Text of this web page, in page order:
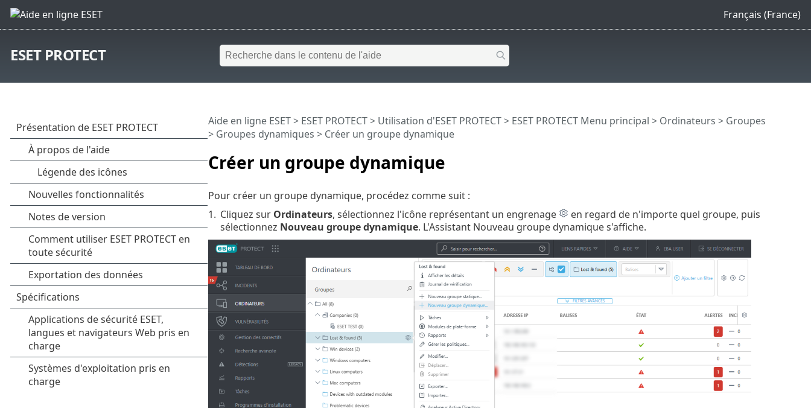
Français (France)
ESET PROTECT
Créer un groupe dynamique
Aide en ligne ESET> ESET PROTECT> Utilisation d'ESET PROTECT> ESET PROTECT Menu principal > Ordinateurs > Groupes
> Groupes dynamiques > Créer un groupe dynamique
Pour créer un groupe dynamique, procédez comme suit :
1. Cliquez sur Ordinateurs, sélectionnez l'icône représentant un engrenage
en regard de n'importe quel groupe, puis
sélectionnez Nouveau groupe dynamique. L'Assistant Nouveau groupe dynamique s'affiche.